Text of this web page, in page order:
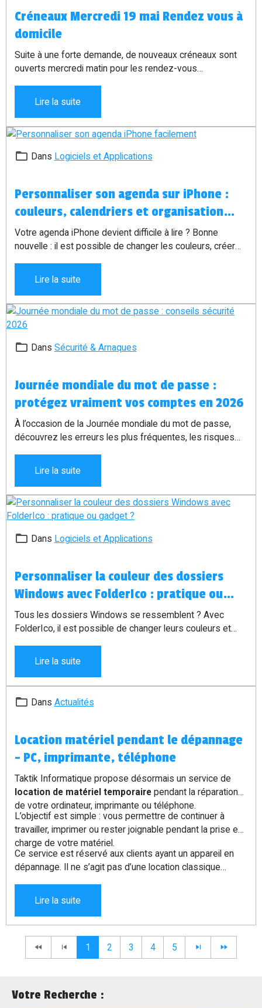
Créneaux Mercredi 19 mai Rendez vous à
domicile
Suite à une forte demande, de nouveaux créneaux sont
ouverts mercredi matin pour les rendez-vous
Lire la suite
Dans Logiciels et Applications
Personnaliser son agenda sur iPhone :
couleurs, calendriers et organisation
simple
Votre agenda iPhone devient difficile à lire ? Bonne
nouvelle : il est possible de changer les couleurs, créer
loisirs ou les rendez-vous personnels.
Lire la suite
Dans Sécurité & Arnaques
Journée mondiale du mot de passe :
protégez vraiment vos comptes en 2026
À l’occasion de la Journée mondiale du mot de passe,
découvrez les erreurs les plus fréquentes, les risques
Lire la suite
Dans Logiciels et Applications
Personnaliser la couleur des dossiers
Windows avec FolderIco : pratique ou
gadget ?
Tous les dossiers Windows se ressemblent ? Avec
FolderIco, il est possible de changer leurs couleurs et
retrouver plus rapidement ses documents importants.
Lire la suite
Location matériel pendant le dépannage
- PC, imprimante, téléphone
Taktik Informatique propose désormais un service de
location de matériel temporairependant la réparation
de votre ordinateur, imprimante ou téléphone.
L’objectif est simple : vous permettre de continuer à
travailler, imprimer ou rester joignable pendant la prise en
charge de votre matériel.
dépannage. Il ne s’agit pas d’une location classique
Lire la suite